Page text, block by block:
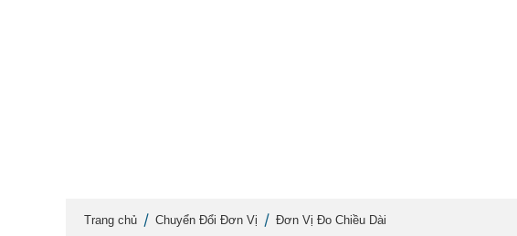
Trang chủ Chuyển Đổi Đơn Vị Đơn Vị Đo Chiều Dài